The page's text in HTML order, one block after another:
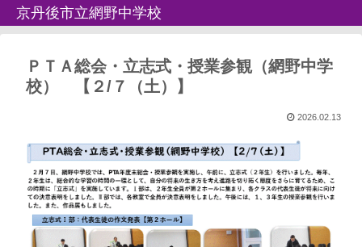
京丹後市立網野中学校
ＰＴＡ総会・立志式・授業参観（網野中学
校） 【２/７（土）】
2026.02.13